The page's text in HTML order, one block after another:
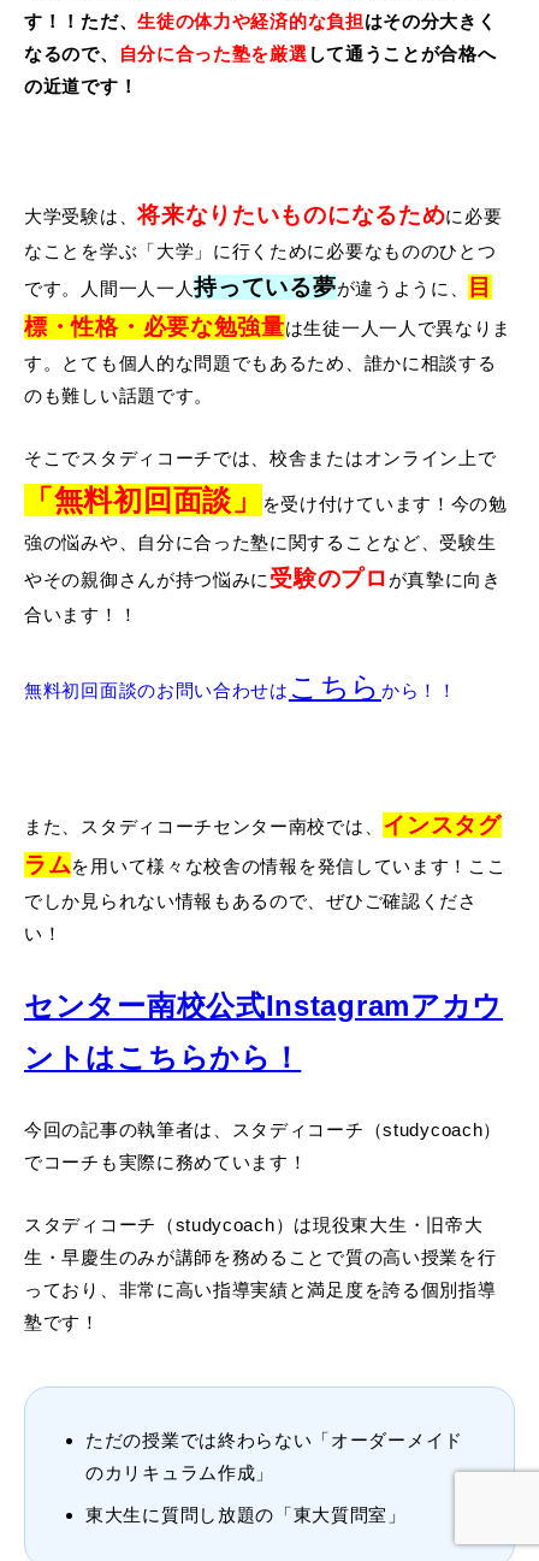
す！！ただ、生徒の体力や経済的な負担はその分大きく
なるので、
自分に合った塾を厳選 して通うことが合格へ
の近道です！
大学受験は、将来なりたいものになるために必要
なことを学ぶ「大学」に行くために必要なもののひとつ
です。人間一人一人持っている夢が違うように、
目
標・性格・必要な勉強量は生徒一人一人で異なりま
す。とても個人的な問題でもあるため、誰かに相談する
のも難しい話題です。
そこでスタディコーチでは、校舎またはオンライン上で
「無料初回面談」
を受け付けています！今の勉
強の悩みや、自分に合った塾に関することなど、受験生
やその親御さんが持つ悩みに 受験のプロ が真摯に向き
合います！！
無料初回面談のお問い合わせは こちら から！！
また、スタディコーチセンター南校では、 インスタグ
ラムを用いて様々な校舎の情報を発信しています！ここ
でしか見られない情報もあるので、ぜひご確認くださ
い！
センター南校公式Instagramアカウ
ントはこちらから！
今回の記事の執筆者は、スタディコーチ（studycoach）
でコーチも実際に務めています！
スタディコーチ（studycoach）は現役東大生・旧帝大
生・早慶生のみが講師を務めることで質の高い授業を行
っており、非常に高い指導実績と満足度を誇る個別指導
塾です！
ただの授業では終わらない「オーダーメイド
のカリキュラム作成」
東大生に質問し放題の「東大質問室」